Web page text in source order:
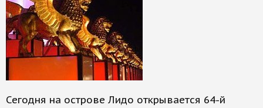
Сегодня на острове Лидо открывается 64-й